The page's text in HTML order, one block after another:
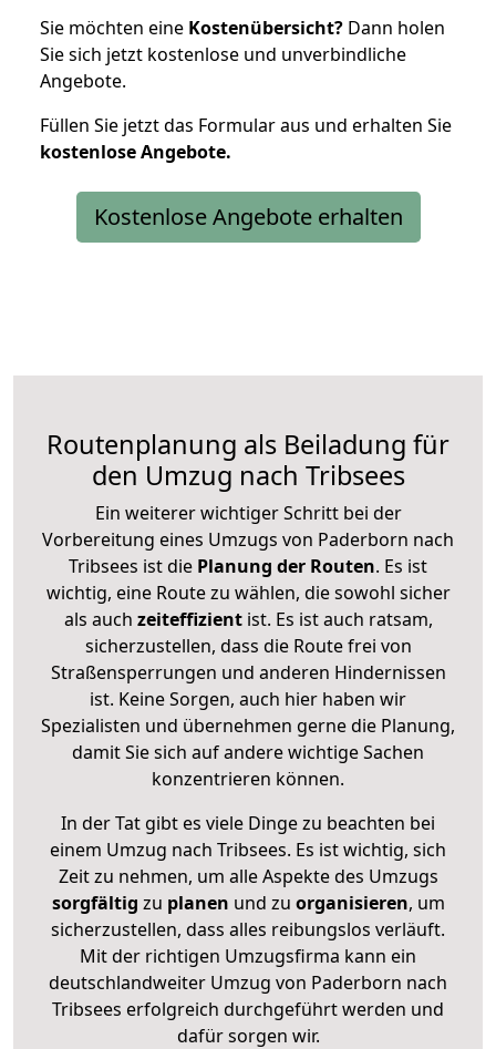
Sie möchten eine Kostenübersicht? Dann holen
Sie sich jetzt kostenlose und unverbindliche
Angebote.
Füllen Sie jetzt das Formular aus und erhalten Sie
kostenloseAngebote.
Kostenlose Angebote erhalten
Routenplanung als Beiladung für
den Umzug nach Tribsees
Ein weiterer wichtiger Schritt bei der
Vorbereitung eines Umzugs von Paderborn nach
Tribsees ist die Planung der Routen. Es ist
wichtig, eine Route zu wählen, die sowohl sicher
als auch zeiteffizientist. Es ist auch ratsam,
sicherzustellen, dass die Route frei von
Straßensperrungen und anderen Hindernissen
ist. Keine Sorgen, auch hier haben wir
Spezialisten und übernehmen gerne die Planung,
damit Sie sich auf andere wichtige Sachen
konzentrieren können.
In der Tat gibt es viele Dinge zu beachten bei
einem Umzug nach Tribsees. Es ist wichtig, sich
Zeit zu nehmen, um alle Aspekte des Umzugs
sorgfältig zu planen und zu organisieren, um
sicherzustellen, dass alles reibungslos verläuft.
Mit der richtigen Umzugsfirma kann ein
deutschlandweiter Umzug von Paderborn nach
Tribsees erfolgreich durchgeführt werden und
dafür sorgen wir.